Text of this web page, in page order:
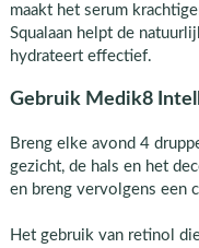
maakt het serum
Squalaan helpt de
hydrateert effectief.
Gebruik Medik8
Breng elke avond 4
gezicht, de hals en het
en breng vervolgens een
Het gebruik van retinol